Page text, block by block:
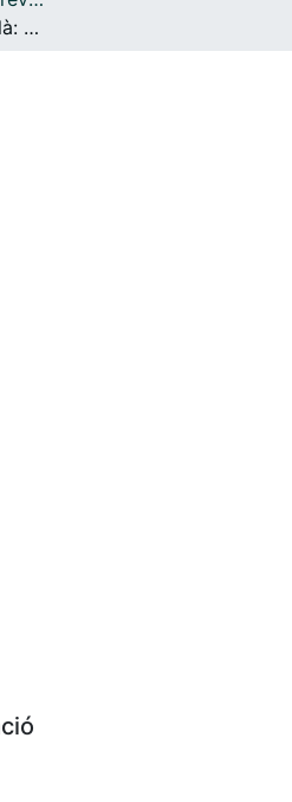
El Nacionalisme català: problemes d'interpretació. La ponència de Josep Termes